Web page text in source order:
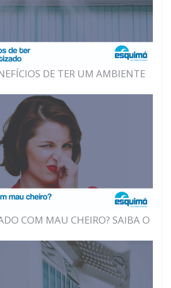
DE TER UM AMBIENTE
COM MAU CHEIRO? SAIBA O